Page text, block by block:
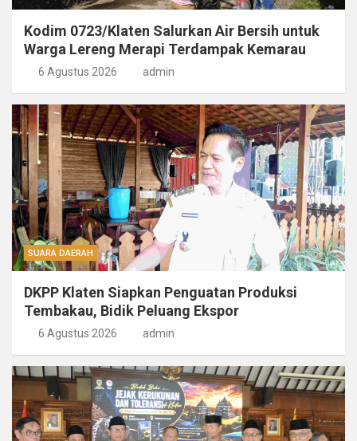
Kodim 0723/Klaten Salurkan Air Bersih untuk
Warga Lereng Merapi Terdampak Kemarau
6 Agustus 2026 admin
SUARA DAERAH
DKPP Klaten Siapkan Penguatan Produksi
Tembakau, Bidik Peluang Ekspor
6 Agustus 2026 admin